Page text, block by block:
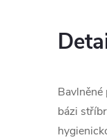
bázi